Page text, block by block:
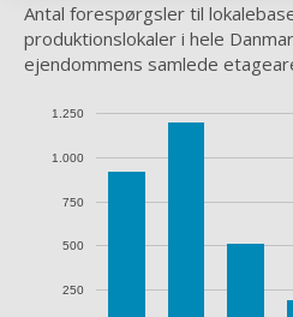
Antal forespørgsler til
produktionslokaler i hele
ejendommens samlede
250
500
750
1.000
1.250